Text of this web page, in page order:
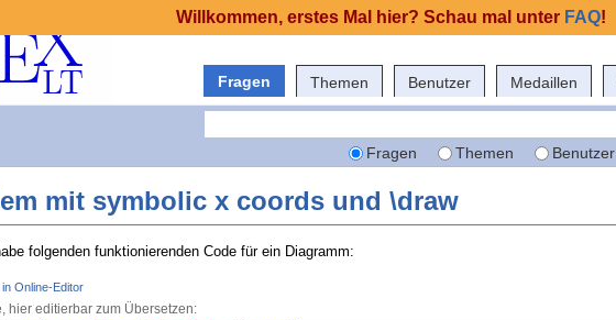
Fragen Themen Benutzer Medaillen
Fragen Themen Benutzer
mit symbolic x coords und \draw
folgenden funktionierenden Code für ein Diagramm:
Online-Editor
hier editierbar zum Übersetzen:
Willkommen, erstes Mal hier? Schau mal unter FAQ!